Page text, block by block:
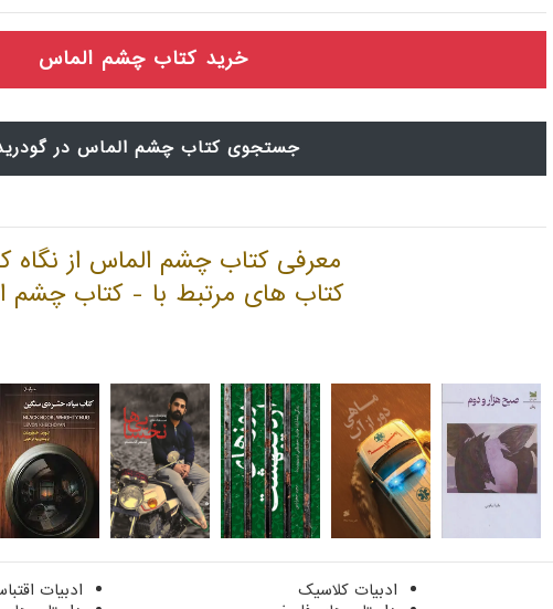
خرید کتاب چشم الماس
جستجوی کتاب چشم الماس در
معرفی کتاب چشم الماس از نگاه
کتاب های مرتبط با - کتاب چشم
ادبیات کلاسیک
ادبیات